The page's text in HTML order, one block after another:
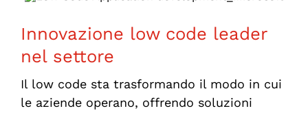
Innovazione low code leader
nel settore
Il low code sta trasformando il modo in cui
le aziende operano, offrendo soluzioni